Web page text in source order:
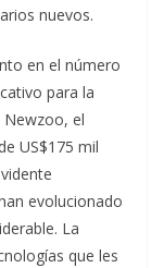
nuevos.
en el número
para la
el
US$175 mil
evolucionado
La
que les